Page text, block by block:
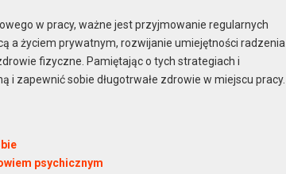
w pracy, ważne jest przyjmowanie regularnych
a życiem prywatnym, rozwijanie umiejętności radzenia
fizyczne. Pamiętając o tych strategiach i
zapewnić sobie długotrwałe zdrowie w miejscu pracy.
psychicznym